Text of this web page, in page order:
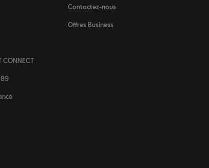
CONNECT
Contactez-nous
Offres Business